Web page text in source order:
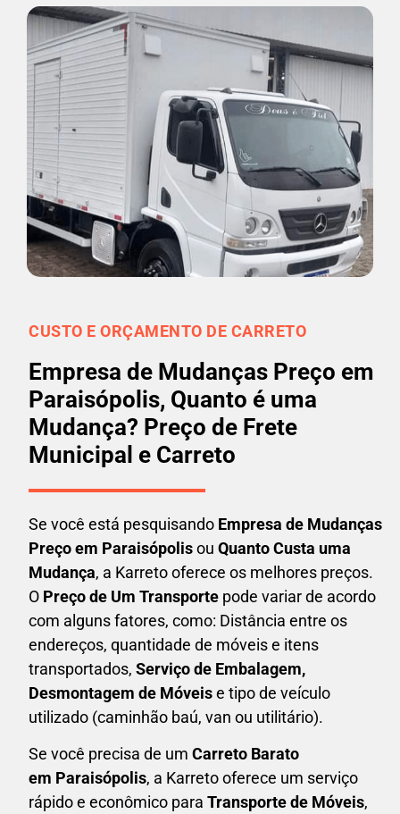
CUSTO E ORÇAMENTO DE CARRETO
Empresa de Mudanças Preço em
Paraisópolis, Quanto é uma
Mudança? Preço de Frete
Municipal e Carreto
Se você está pesquisando Empresa de Mudanças
Preço em Paraisópolisou Quanto Custa uma
Mudança, a Karreto oferece os melhores preços.
O Preço de Um Transporte pode variar de acordo
com alguns fatores, como: Distância entre os
endereços, quantidade de móveis e itens
transportados, Serviço de Embalagem,
Desmontagem de Móveise tipo de veículo
utilizado (caminhão baú, van ou utilitário).
Se você precisa de um Carreto Barato
em Paraisópolis, a Karreto oferece um serviço
rápido e econômico para Transporte de Móveis,